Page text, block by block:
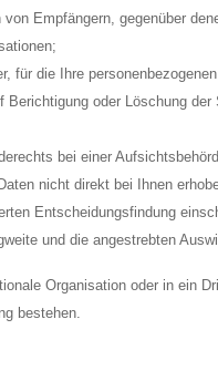
Empfängern, gegenüber
für die Ihre
oder Löschung
bei einer
nicht direkt bei Ihnen
Entscheidungsfindung
und die angestrebten
Organisation oder in ein
bestehen.